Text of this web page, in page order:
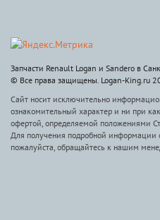
Запчасти Renault Logan и Sandero в
© Все права защищены. Logan-King.ru
Сайт носит исключительно
ознакомительный характер и ни при
офертой, определяемой положениями
Для получения подробной информации
пожалуйста, обращайтесь к нашим